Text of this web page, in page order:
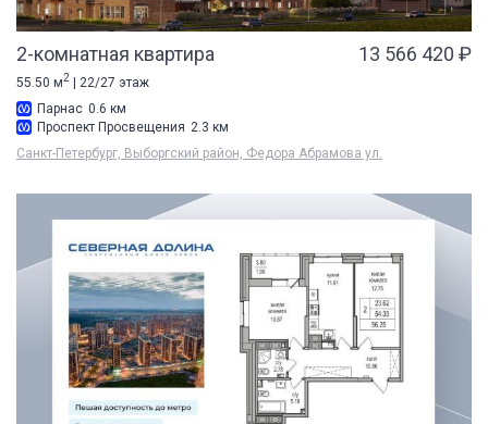
2-комнатная квартира 13 566 420 ₽
55.50 м2 | 22/27 этаж
Парнас 0.6 км
Проспект Просвещения 2.3 км
Санкт-Петербург, Выборгский район, Федора Абрамова ул.